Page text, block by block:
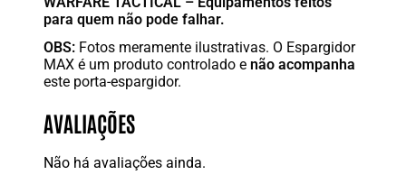
para quem não pode falhar.
OBS: Fotos meramente ilustrativas. O Espargidor
MAX é um produto controlado e não acompanha
este porta-espargidor.
AVALIAÇÕES
Não há avaliações ainda.